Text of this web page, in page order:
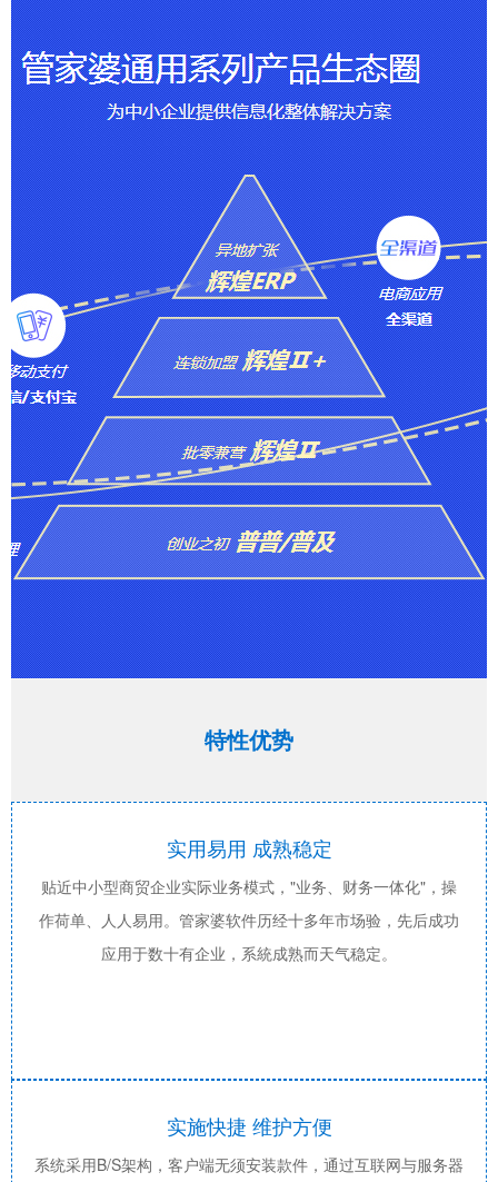
特性优势
实用易用 成熟稳定
贴近中小型商贸企业实际业务模式，"业务、财务一体化"，操
作荷单、人人易用。管家婆软件历经十多年市场验，先后成功
应用于数十有企业，系統成熟而天气稳定。
实施快捷 维护方便
系统采用B/S架构，客户端无须安装款件，通过互联网与服务器